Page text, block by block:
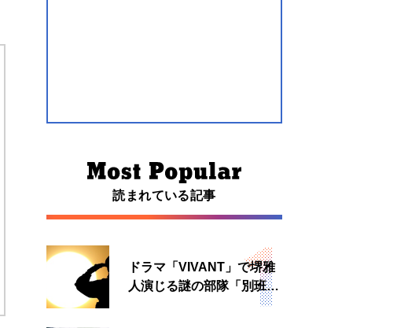
読まれている記事
ドラマ「VIVANT」で堺雅
人演じる謎の部隊「別班」
は実在する？内情知る人物